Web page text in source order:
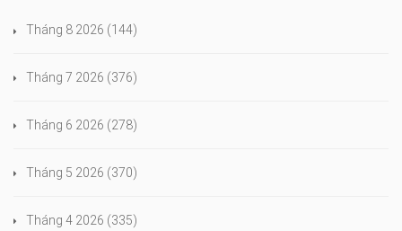
Tháng 8 2026 (144)
Tháng 7 2026 (376)
Tháng 6 2026 (278)
Tháng 5 2026 (370)
Tháng 4 2026 (335)